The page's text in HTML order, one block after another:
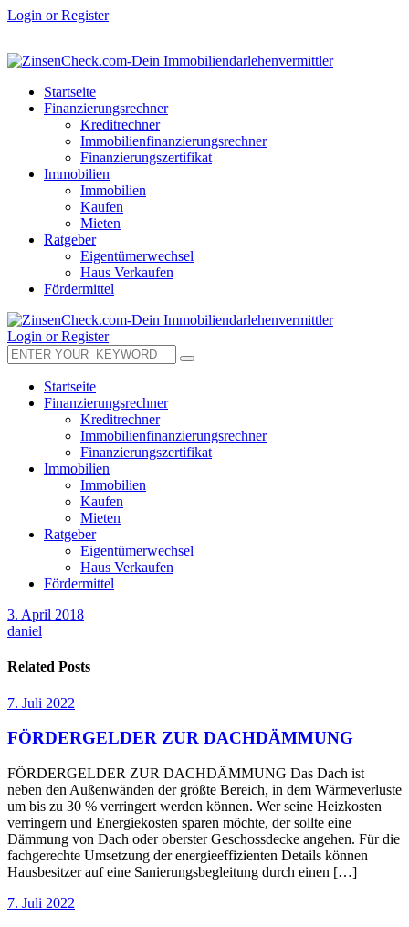
Login or Register
Startseite
Finanzierungsrechner
Kreditrechner
Immobilienfinanzierungsrechner
Finanzierungszertifikat
Immobilien
Immobilien
Kaufen
Mieten
Ratgeber
Eigentümerwechsel
Haus Verkaufen
Fördermittel
Login or Register
Startseite
Finanzierungsrechner
Kreditrechner
Immobilienfinanzierungsrechner
Finanzierungszertifikat
Immobilien
Immobilien
Kaufen
Mieten
Ratgeber
Eigentümerwechsel
Haus Verkaufen
Fördermittel
3. April 2018
daniel
Related Posts
7. Juli 2022
FÖRDERGELDER ZUR DACHDÄMMUNG
FÖRDERGELDER ZUR DACHDÄMMUNG Das Dach ist
neben den Außenwänden der größte Bereich, in dem Wärmeverluste
um bis zu 30 % verringert werden können. Wer seine Heizkosten
verringern und Energiekosten sparen möchte, der sollte eine
Dämmung von Dach oder oberster Geschossdecke angehen. Für die
fachgerechte Umsetzung der energieeffizienten Details können
Hausbesitzer auf eine Sanierungsbegleitung durch einen […]
7. Juli 2022